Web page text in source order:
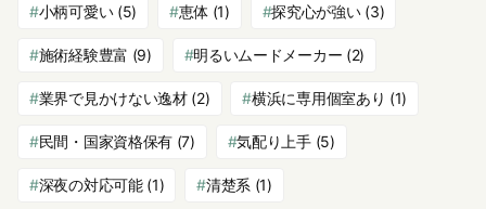
小柄可愛い(5) 恵体(1) 探究心が強い(3)
施術経験豊富 (9) 明るいムードメーカー (2)
業界で見かけない逸材(2) 横浜に専用個室あり (1)
民間・国家資格保有 (7) 気配り上手(5)
深夜の対応可能(1) 清楚系 (1)